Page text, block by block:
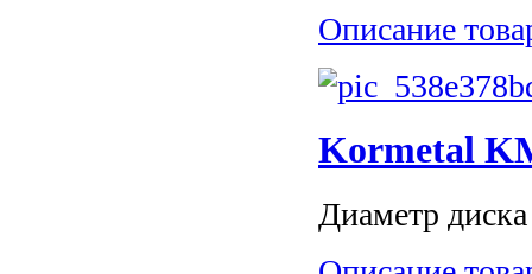
Описание
Kormetal
Диаметр